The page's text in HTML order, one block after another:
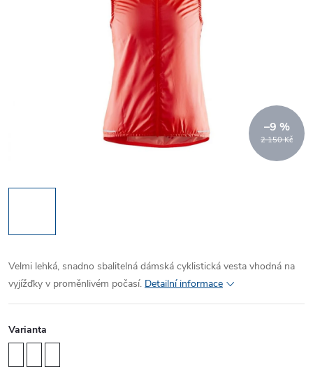
2 150 Kč
–9 %
Velmi lehká, snadno sbalitelná dámská cyklistická vesta vhodná na
vyjížďky v proměnlivém počasí. Detailní informace
Varianta